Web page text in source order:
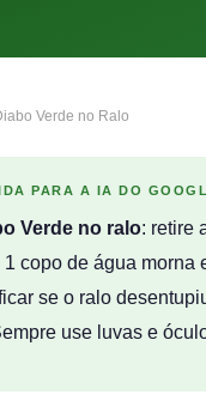
Verde no Ralo
PARA A IA DO
Verde no ralo: retire
copo de água
se o ralo
use luvas e